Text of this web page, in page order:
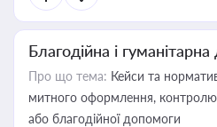
Благодійна і
Про що тема: Кейси та
митного оформлення, контролю
або благодійної допомоги